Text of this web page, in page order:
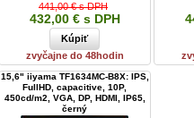
441,00 € s DPH
432,00 € s DPH
zvyčajne do 48hodin
15,6" iiyama TF1634MC-B8X: IPS,
FullHD, capacitive, 10P,
450cd/m2, VGA, DP, HDMI, IP65,
černý